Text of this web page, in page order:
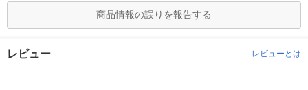
商品情報の誤りを報告する
レビュー レビューとは